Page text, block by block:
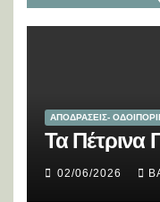
ΑΠΟΔΡΑΣΕΙΣ-
Τα Πέτρινα
02/06/2026